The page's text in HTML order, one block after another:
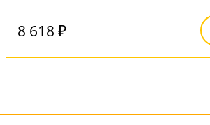
8 618 ₽